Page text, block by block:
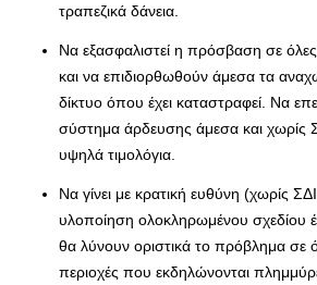
τραπεζικά δάνεια.
Να εξασφαλιστεί η πρόσβαση σε όλες
και να επιδιορθωθούν άμεσα τα
δίκτυο όπου έχει καταστραφεί. Να
σύστημα άρδευσης άμεσα και χωρίς
υψηλά τιμολόγια.
Να γίνει με κρατική ευθύνη (χωρίς
υλοποίηση ολοκληρωμένου
θα λύνουν οριστικά το πρόβλημα σε
περιοχές που εκδηλώνονται